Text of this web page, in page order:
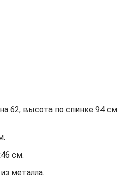
62, высота по спинке 94 см.
см.
металла.